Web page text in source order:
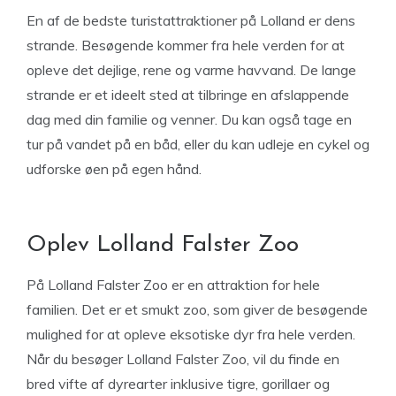
En af de bedste turistattraktioner på Lolland er dens
strande. Besøgende kommer fra hele verden for at
opleve det dejlige, rene og varme havvand. De lange
strande er et ideelt sted at tilbringe en afslappende
dag med din familie og venner. Du kan også tage en
tur på vandet på en båd, eller du kan udleje en cykel og
udforske øen på egen hånd.
Oplev Lolland Falster Zoo
På Lolland Falster Zoo er en attraktion for hele
familien. Det er et smukt zoo, som giver de besøgende
mulighed for at opleve eksotiske dyr fra hele verden.
Når du besøger Lolland Falster Zoo, vil du finde en
bred vifte af dyrearter inklusive tigre, gorillaer og